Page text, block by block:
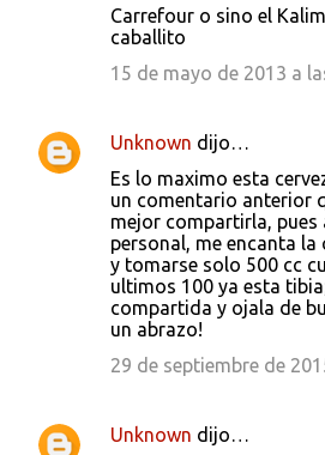
Carrefour o sino el
caballito
15 de mayo de 2013 a
Unknown dijo…
Es lo maximo esta
un comentario anterior
mejor compartirla, pues
personal, me encanta la
y tomarse solo 500 cc
ultimos 100 ya esta
compartida y ojala de
un abrazo!
29 de septiembre de
Unknown dijo…